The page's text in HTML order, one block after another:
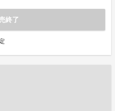
終了